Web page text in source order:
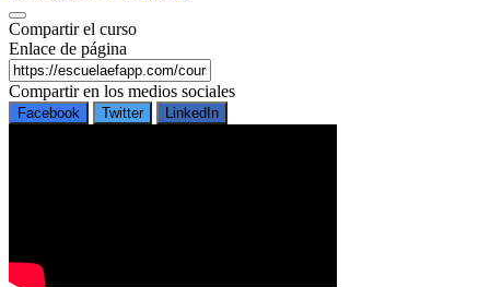
Compartir el curso
Enlace de página
Compartir en los medios sociales
Facebook Twitter LinkedIn